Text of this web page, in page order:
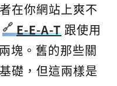
在你網站上爽不
E-E-A-T跟使用
塊。舊的那些關
礎，但這兩樣是